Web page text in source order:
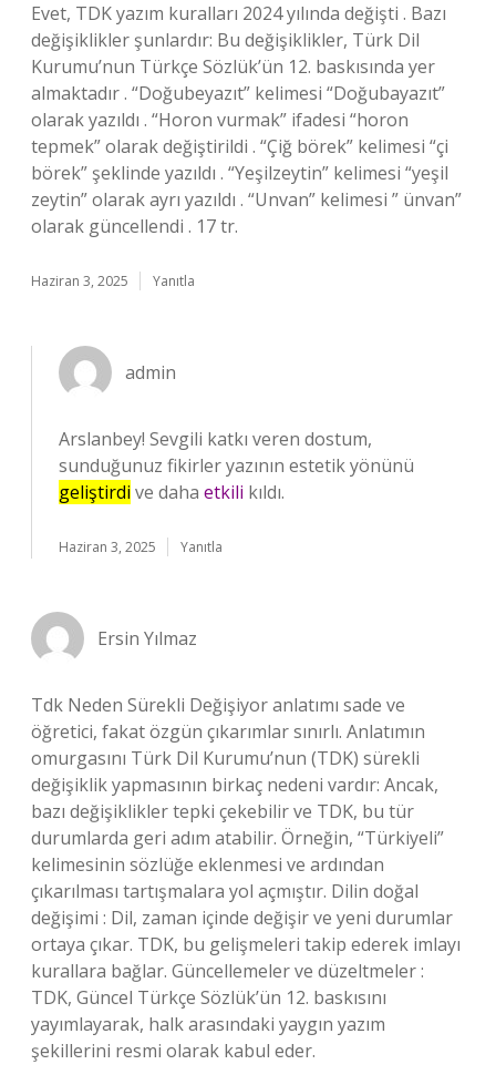
Evet, TDK yazım kuralları 2024 yılında değişti . Bazı
değişiklikler şunlardır: Bu değişiklikler, Türk Dil
Kurumu’nun Türkçe Sözlük’ün 12. baskısında yer
almaktadır . “Doğubeyazıt” kelimesi “Doğubayazıt”
olarak yazıldı . “Horon vurmak” ifadesi “horon
tepmek” olarak değiştirildi . “Çiğ börek” kelimesi “çi
börek” şeklinde yazıldı . “Yeşilzeytin” kelimesi “yeşil
zeytin” olarak ayrı yazıldı . “Unvan” kelimesi ” ünvan”
olarak güncellendi . 17 tr.
Haziran 3, 2025 Yanıtla
admin
Arslanbey! Sevgili katkı veren dostum,
sunduğunuz fikirler yazının estetik yönünü
geliştirdi ve daha etkili kıldı.
Haziran 3, 2025 Yanıtla
Ersin Yılmaz
Tdk Neden Sürekli Değişiyor anlatımı sade ve
öğretici, fakat özgün çıkarımlar sınırlı. Anlatımın
omurgasını Türk Dil Kurumu’nun (TDK) sürekli
değişiklik yapmasının birkaç nedeni vardır: Ancak,
bazı değişiklikler tepki çekebilir ve TDK, bu tür
durumlarda geri adım atabilir. Örneğin, “Türkiyeli”
kelimesinin sözlüğe eklenmesi ve ardından
çıkarılması tartışmalara yol açmıştır. Dilin doğal
değişimi : Dil, zaman içinde değişir ve yeni durumlar
ortaya çıkar. TDK, bu gelişmeleri takip ederek imlayı
kurallara bağlar. Güncellemeler ve düzeltmeler :
TDK, Güncel Türkçe Sözlük’ün 12. baskısını
yayımlayarak, halk arasındaki yaygın yazım
şekillerini resmi olarak kabul eder.